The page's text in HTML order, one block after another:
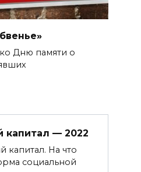
Дню памяти о
капитал — 2022
капитал. На что
социальной